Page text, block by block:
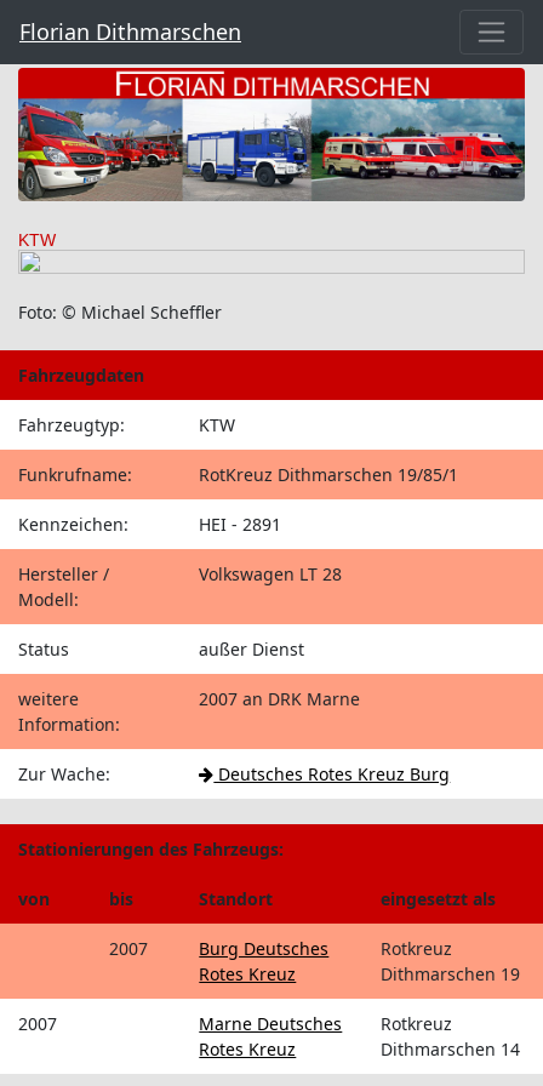
Florian Dithmarschen
KTW
Foto: © Michael Scheffler
Fahrzeugdaten
Fahrzeugtyp: KTW
Funkrufname: RotKreuz Dithmarschen 19/85/1
Kennzeichen: HEI - 2891
Hersteller /
Modell:
Volkswagen LT 28
Status außer Dienst
weitere
Information:
2007 an DRK Marne
Zur Wache: Deutsches Rotes Kreuz Burg
Stationierungen des Fahrzeugs:
von bis Standort eingesetzt als
2007
Burg Deutsches
Rotes Kreuz
Rotkreuz
Dithmarschen 19
2007
Marne Deutsches
Rotes Kreuz
Rotkreuz
Dithmarschen 14